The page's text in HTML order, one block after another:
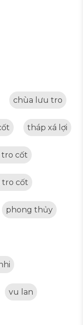
chùa lưu tro
tháp xá lợi
tro cốt
tro cốt
phong thủy
vu lan